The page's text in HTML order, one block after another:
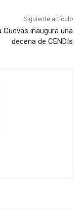
Siguiente artículo
Cuevas inaugura una
decena de CENDIs